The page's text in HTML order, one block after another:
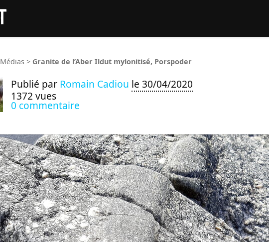
Médias > Granite de l’Aber Ildut mylonitisé, Porspoder
Publié par Romain Cadiou le 30/04/2020
1372 vues
0 commentaire